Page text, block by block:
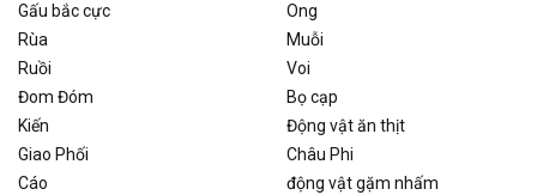
Gấu bắc cực
Ong
Rùa
Muỗi
Ruồi
Voi
Đom Đóm
Bọ cạp
Kiến
Động vật ăn thịt
Giao Phối
Châu Phi
Cáo
động vật gặm nhấm